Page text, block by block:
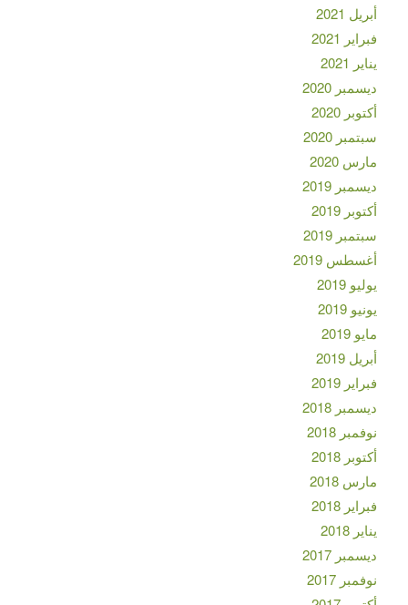
أبريل 2021
فبراير 2021
يناير 2021
ديسمبر 2020
أكتوبر 2020
سبتمبر 2020
مارس 2020
ديسمبر 2019
أكتوبر 2019
سبتمبر 2019
أغسطس 2019
يوليو 2019
يونيو 2019
مايو 2019
أبريل 2019
فبراير 2019
ديسمبر 2018
نوفمبر 2018
أكتوبر 2018
مارس 2018
فبراير 2018
يناير 2018
ديسمبر 2017
نوفمبر 2017